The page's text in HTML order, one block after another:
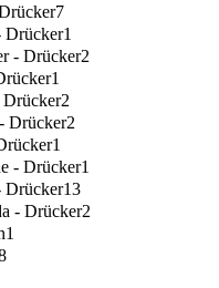
7
Drücker1
- Drücker2
1
2
Drücker2
1
- Drücker1
Drücker13
- Drücker2
1